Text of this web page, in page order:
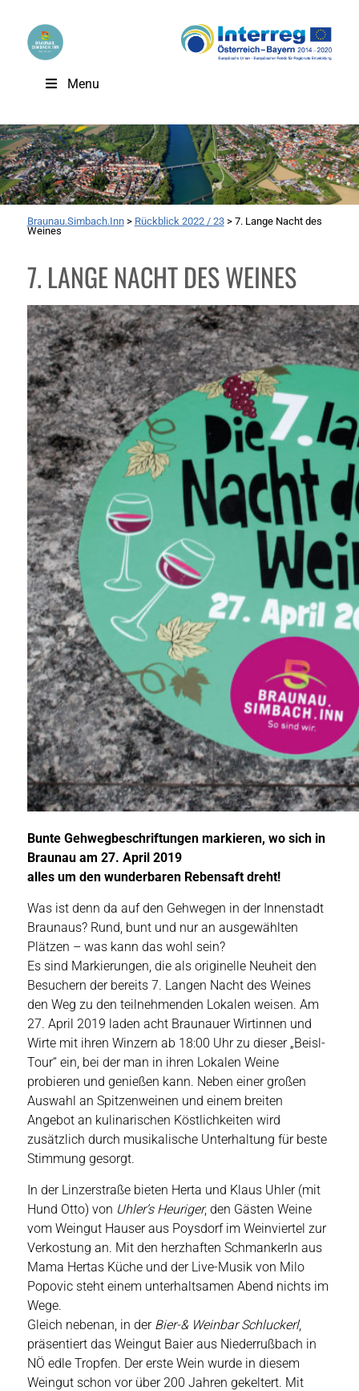
Menu
Braunau.Simbach.Inn> Rückblick 2022 / 23> 7. Lange Nacht des
Weines
7. LANGE NACHT DES WEINES
Bunte Gehwegbeschriftungen markieren, wo sich in
Braunau am 27. April 2019
alles um den wunderbaren Rebensaftdreht!
Was ist denn da auf den Gehwegen in der Innenstadt
Braunaus? Rund, bunt und nur an ausgewählten
Plätzen – was kann das wohl sein?
Es sind Markierungen, die als originelle Neuheit den
Besuchern der bereits 7. Langen Nacht des Weines
den Weg zu den teilnehmenden Lokalen weisen. Am
27. April 2019 laden acht Braunauer Wirtinnen und
Wirte mit ihren Winzern ab 18:00 Uhr zu dieser „Beisl-
Tour“ ein, bei der man in ihren Lokalen Weine
probieren und genießen kann. Neben einer großen
Auswahl an Spitzenweinen und einem breiten
Angebot an kulinarischen Köstlichkeiten wird
zusätzlich durch musikalische Unterhaltung für beste
Stimmung gesorgt.
In der Linzerstraße bieten Herta und Klaus Uhler (mit
Hund Otto) von Uhler’s Heuriger, den Gästen Weine
vom Weingut Hauser aus Poysdorf im Weinviertel zur
Verkostung an. Mit den herzhaften Schmankerln aus
Mama Hertas Küche und der Live-Musik von Milo
Popovic steht einem unterhaltsamen Abend nichts im
Wege.
Gleich nebenan, in der Bier-& Weinbar Schluckerl,
präsentiert das Weingut Baier aus Niederrußbach in
NÖ edle Tropfen. Der erste Wein wurde in diesem
Weingut schon vor über 200 Jahren gekeltert. Mit